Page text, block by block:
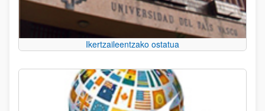
Ikertzaileentzako ostatua